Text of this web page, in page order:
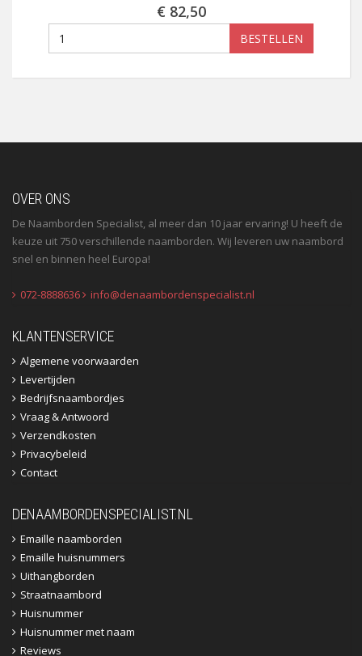
€ 82,50
BESTELLEN
OVER ONS
De Naamborden Specialist, al meer dan 10 jaar ervaring! U heeft de
keuze uit 750 verschillende naamborden. Wij leveren uw naambord
snel en binnen heel Europa!
072-8888636 info@denaambordenspecialist.nl
KLANTENSERVICE
Algemene voorwaarden
Levertijden
Bedrijfsnaambordjes
Vraag & Antwoord
Verzendkosten
Privacybeleid
Contact
DENAAMBORDENSPECIALIST.NL
Emaille naamborden
Emaille huisnummers
Uithangborden
Straatnaambord
Huisnummer
Huisnummer met naam
Reviews